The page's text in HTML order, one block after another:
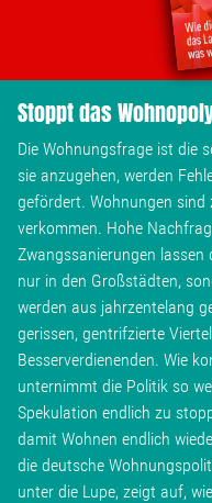
Stoppt das
Die Wohnungsfrage ist die
sie anzugehen, werden
gefördert. Wohnungen sind
verkommen. Hohe
Zwangssanierungen
nur in den Großstädten,
werden aus jahrzentelang
gerissen, gentrifzierte
Besserverdienenden. Wie
unternimmt die Politik so
Spekulation endlich zu
damit Wohnen endlich
die deutsche
unter die Lupe, zeigt auf,